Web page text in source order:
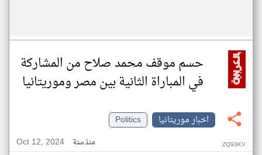
حسم موقف محمد صلاح من المشاركة
في المباراة الثانية بين مصر وموريتانيا
اخبار موريتانيا
Politics
Oct 12, 2024
منذ سنة ZQ93KV